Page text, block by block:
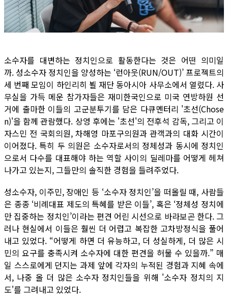
소수자를 대변하는 정치인으로 활동한다는 것은 어떤 의미일
까. 성소수자 정치인을 양성하는 ‘런아웃(RUN/OUT)’ 프로젝트의
세 번째 모임이 하인리히 뵐 재단 동아시아 사무소에서 열렸다. 사
무실을 가득 메운 참가자들은 재미한국인으로 미국 연방하원 선
거에 출마한 이들의 고군분투기를 담은 다큐멘터리 '초선(Chose
n)'을 함께 관람했다. 상영 후에는 '초선'의 전후석 감독, 그리고 이
자스민 전 국회의원, 차해영 마포구의원과 관객과의 대화 시간이
이어졌다. 특히 두 의원은 소수자로서의 정체성과 동시에 정치인
으로서 다수를 대표해야 하는 역할 사이의 딜레마를 어떻게 헤쳐
나가고 있는지, 그들만의 솔직한 경험을 들려주었다.
성소수자, 이주민, 장애인 등 ‘소수자 정치인’을 떠올릴 때, 사람들
은 종종 ‘비례대표 제도의 특혜를 받은 이들’, 혹은 ‘정체성 정치에
만 집중하는 정치인’이라는 편견 어린 시선으로 바라보곤 한다. 그
러나 현실에서 이들은 훨씬 더 어렵고 복잡한 고차방정식을 풀어
내고 있었다. “어떻게 하면 더 유능하고, 더 성실하게, 더 많은 시
민의 요구를 충족시켜 소수자에 대한 편견을 허물 수 있을까.” 매
일 스스로에게 던지는 과제 앞에 각자의 누적된 경험과 지혜 속에
서, 나중 올 더 많은 소수자 정치인들을 위해 '소수자 정치의 지
도'를 그려내고 있었다.